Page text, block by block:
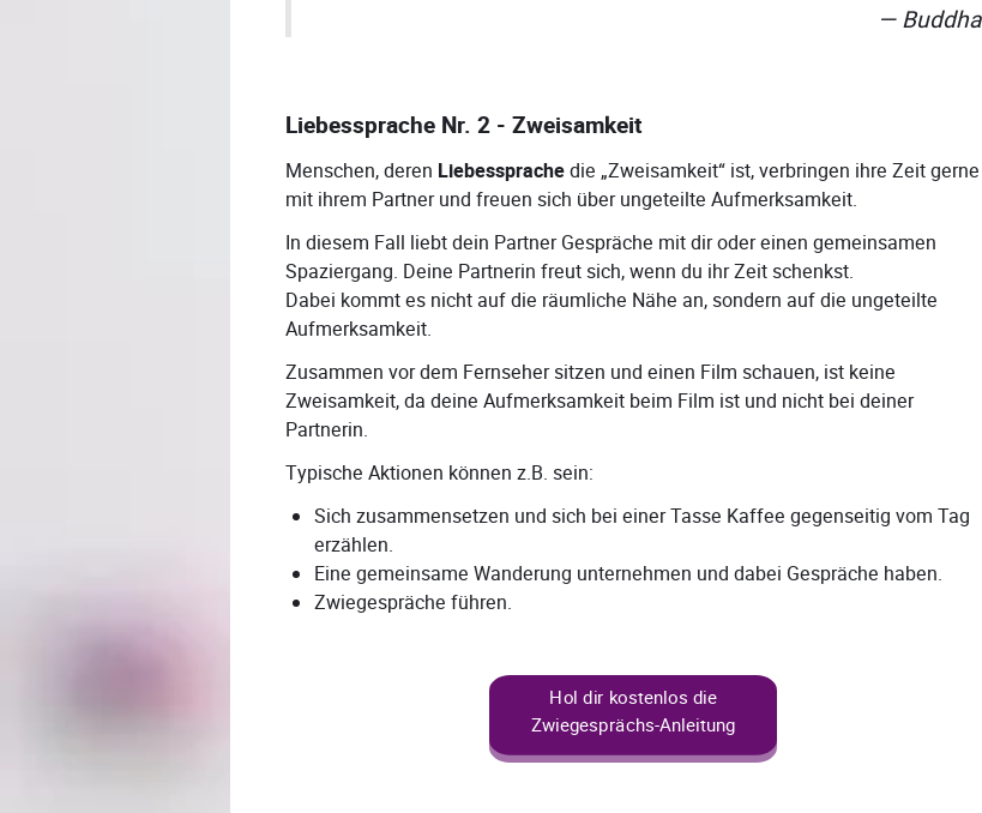
Buddha
Liebessprache Nr. 2 - Zweisamkeit
Menschen, deren Liebessprachedie „Zweisamkeit“ ist, verbringen ihre Zeit gerne
mit ihrem Partner und freuen sich über ungeteilte Aufmerksamkeit.
In diesem Fall liebt dein Partner Gespräche mit dir oder einen gemeinsamen
Spaziergang. Deine Partnerin freut sich, wenn du ihr Zeit schenkst.
Dabei kommt es nicht auf die räumliche Nähe an, sondern auf die ungeteilte
Aufmerksamkeit.
Zusammen vor dem Fernseher sitzen und einen Film schauen, ist keine
Zweisamkeit, da deine Aufmerksamkeit beim Film ist und nicht bei deiner
Partnerin.
Typische Aktionen können z.B. sein:
Sich zusammensetzen und sich bei einer Tasse Kaffee gegenseitig vom Tag
erzählen.
Eine gemeinsame Wanderung unternehmen und dabei Gespräche haben.
Zwiegespräche führen.
Hol dir kostenlos die
Zwiegesprächs-Anleitung